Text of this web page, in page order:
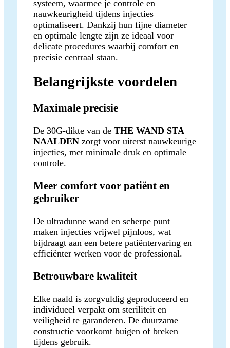
systeem, waarmee je controle en
nauwkeurigheid tijdens injecties
optimaliseert. Dankzij hun fijne diameter
en optimale lengte zijn ze ideaal voor
delicate procedures waarbij comfort en
precisie centraal staan.
Belangrijkste voordelen
Maximale precisie
De 30G-dikte van de THE WAND STA
NAALDEN zorgt voor uiterst nauwkeurige
injecties, met minimale druk en optimale
controle.
Meer comfort voor patiënt en
gebruiker
De ultradunne wand en scherpe punt
maken injecties vrijwel pijnloos, wat
bijdraagt aan een betere patiëntervaring en
efficiënter werken voor de professional.
Betrouwbare kwaliteit
Elke naald is zorgvuldig geproduceerd en
individueel verpakt om steriliteit en
veiligheid te garanderen. De duurzame
constructie voorkomt buigen of breken
tijdens gebruik.